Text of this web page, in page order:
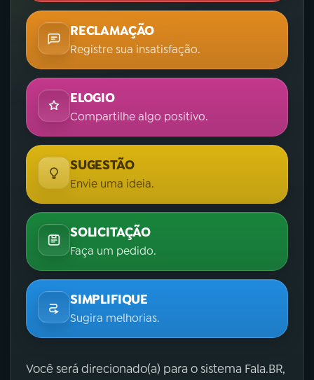
RECLAMAÇÃO
Registre sua insatisfação.
ELOGIO
Compartilhe algo positivo.
SUGESTÃO
Envie uma ideia.
SOLICITAÇÃO
Faça um pedido.
SIMPLIFIQUE
Sugira melhorias.
Você será direcionado(a) para o sistema Fala.BR,